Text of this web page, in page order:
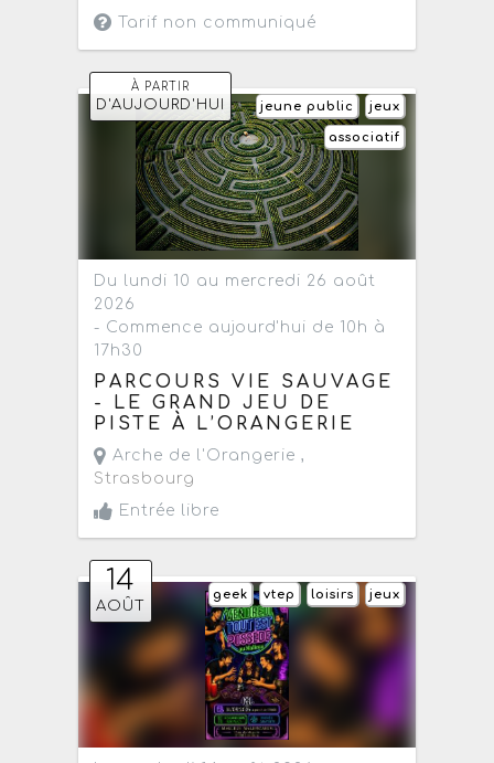
Tarif non communiqué
À PARTIR
D'AUJOURD'HUI jeux
jeune public
associatif
Du lundi 10 au mercredi 26 août
2026
- Commence aujourd'hui de 10h à
17h30
PARCOURS VIE SAUVAGE
- LE GRAND JEU DE
PISTE À L’ORANGERIE
Arche de l'Orangerie ,
Strasbourg
Entrée libre
14
AOÛT
jeux
loisirs
vtep
geek